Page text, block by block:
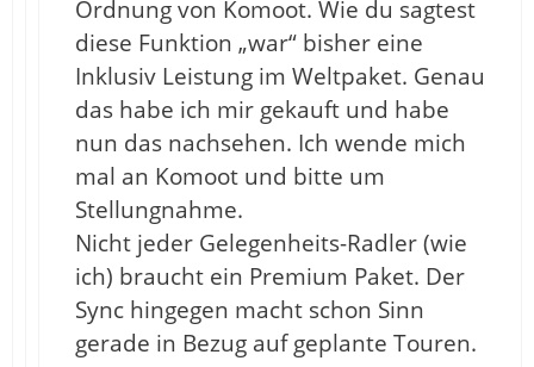
Ordnung von Komoot. Wie du sagtest
diese Funktion „war“ bisher eine
Inklusiv Leistung im Weltpaket. Genau
das habe ich mir gekauft und habe
nun das nachsehen. Ich wende mich
mal an Komoot und bitte um
Stellungnahme.
Nicht jeder Gelegenheits-Radler (wie
ich) braucht ein Premium Paket. Der
Sync hingegen macht schon Sinn
gerade in Bezug auf geplante Touren.